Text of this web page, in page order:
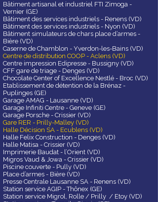
Bâtiment artisanal et industriel FTI Zimoga -
Vernier (GE)
Bâtiment des services industriels - Renens (VD)
Bâtiment des services industriels - Nyon (VD)
Bâtiment simulateurs de chars place d’armes -
Bière (VD)
Caserne de Chamblon - Yverdon-les-Bains (VD)
Centre de distribution COOP - Aclens (VD)
Centre impression Edipresse - Bussigny (VD)
CFF gare de triage - Denges (VD)
Chocolate Center of Excellence Nestlé - Broc (VD)
Etablissement de détention de la Brénaz -
Puplinges (GE)
Garage AMAG - Lausanne (VD)
Garage Infiniti Centre - Geneve (GE)
Garage Porsche - Crissier (VD)
Gare RER - Prilly-Malley (VD)
Halle Décision SA - Ecublens (VD)
Halle Felix Construction - Denges (VD)
Halle Matisa - Crissier (VD)
Imprimerie Baudat - l’Orient (VD)
Migros Vaud & Jowa - Crissier (VD)
Piscine couverte - Pully (VD)
Place d’armes - Bière (VD)
Presse Centrale Lausanne SA - Renens (VD)
Station service AGIP - Thônex (GE)
Station service Migrol, Rolle / Prilly / Etoy (VD)